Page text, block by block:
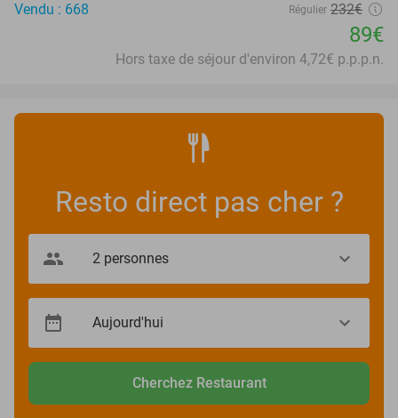
Vendu : 668
Régulier 232€
89€
Hors taxe de séjour d'environ 4,72€ p.p.p.n.
Resto direct pas cher ?
Cherchez Restaurant